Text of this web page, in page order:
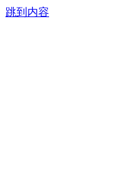
跳到内容